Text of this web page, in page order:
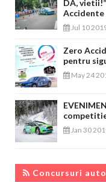
DA,
Accidente
Jul 10
Zero
pentru
May 24
Jan 30
Concursuri auto